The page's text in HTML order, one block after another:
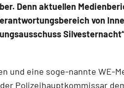
Denn aktuellen
von
und eine soge-nannte WE-
Polizeihauptkommissar